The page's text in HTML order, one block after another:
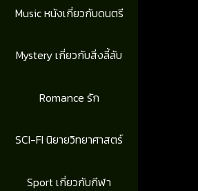
Music หนังเกี่ยวกับดนตรี
Mystery เกี่ยวกับสิ่งลี้ลับ
Romance รัก
SCI-FI นิยายวิทยาศาสตร์
Sport เกี่ยวกับกีฬา